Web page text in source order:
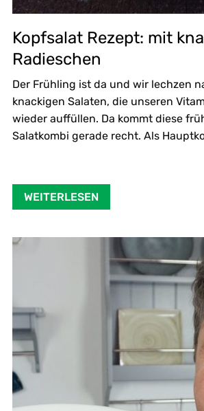
Kopfsalat Rezept: mit
Radieschen
Der Frühling ist da und wir lechzen
knackigen Salaten, die unseren
wieder auffüllen. Da kommt diese
Salatkombi gerade recht. Als
WEITERLESEN